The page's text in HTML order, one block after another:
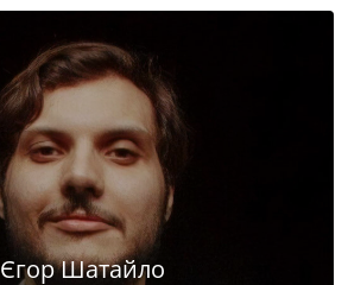
Єгор Шатайло